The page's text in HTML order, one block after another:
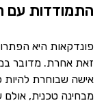
התמודדות עם
פונדקאות היא
זאת אחרת. מדובר
אישה שבוחרת להיות
מבחינה טכנית,